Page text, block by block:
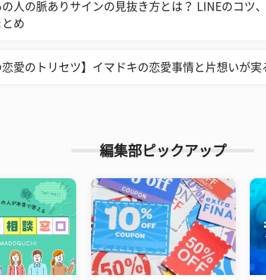
の人の脈ありサインの見抜き方とは？ LINEのコ
め
恋愛のトリセツ】イマドキの恋愛事情と片想いが実
編集部ピックアップ